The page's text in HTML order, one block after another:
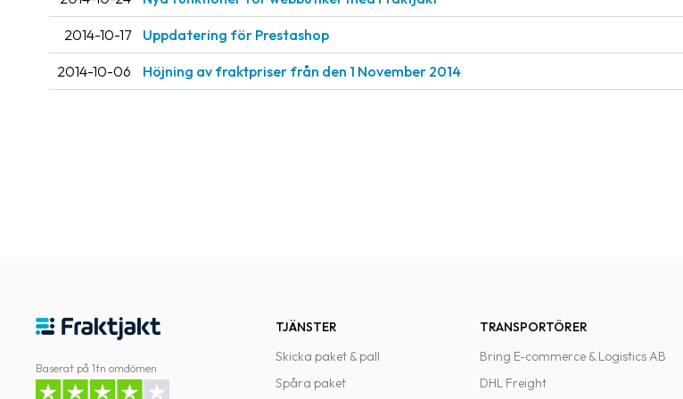
2014-10-17 Uppdatering för Prestashop
2014-10-06 Höjning av fraktpriser från den 1 November 2014
Baserat på 1tn omdömen
TJÄNSTER
Skicka paket & pall
Spåra paket
TRANSPORTÖRER
Bring E-commerce & Logistics AB
DHL Freight